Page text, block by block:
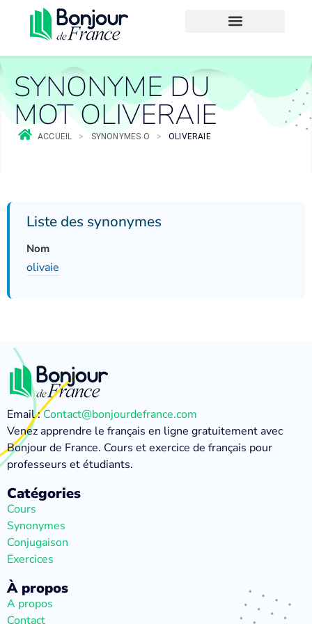
SYNONYME DU
MOT OLIVERAIE
ACCUEIL > SYNONYMES O > OLIVERAIE
Liste des synonymes
Nom
olivaie
Email :Contact@bonjourdefrance.com
Venez apprendre le français en ligne gratuitement avec
Bonjour de France. Cours et exercice de français pour
professeurs et étudiants.
Catégories
Cours
Synonymes
Conjugaison
Exercices
À propos
A propos
Contact